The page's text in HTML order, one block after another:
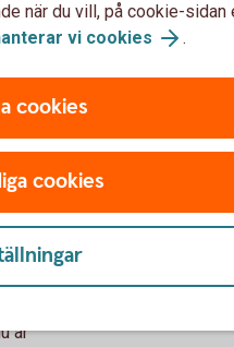
makan
äger
är
när du vill, på cookie-sidan
vi cookies .
cookies
cookies